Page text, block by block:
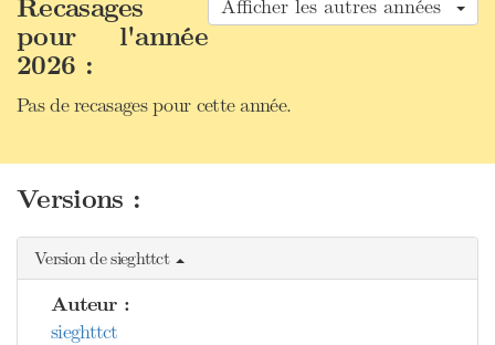
Afficher les autres années
Recasages
pour l'année
2026 :
Pas de recasages pour cette année.
Versions :
Version de sieghttct
Auteur :
sieghttct